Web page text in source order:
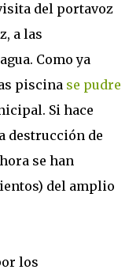
del portavoz
a las
Como ya
piscina se pudre
Si hace
destrucción de
se han
del amplio
los